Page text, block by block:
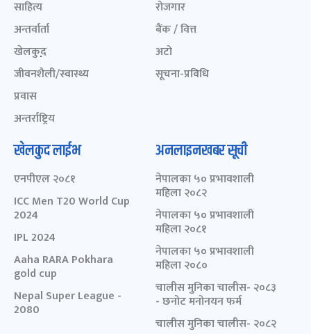
साहित्य
अन्तर्वार्ता
खेलकुद़़
जीवनशैली/स्वास्थ्य
प्रवास
अन्तर्राष्ट्रिय
रोजगार
बैंक / वित्त
अटो
सूचना-प्रविधि
खेलकुद लाईभ
एनपीएल २०८१
ICC Men T20 World Cup
2024
IPL 2024
Aaha RARA Pokhara
gold cup
Nepal Super League -
2080
अनलाइनखबर सूची
नेपालका ५० प्रभावशाली
महिला २०८२
नेपालका ५० प्रभावशाली
महिला २०८१
नेपालका ५० प्रभावशाली
महिला २०८०
चालीस मुनिका चालीस- २०८३
- छनोट मनोनयन फर्म
चालीस मुनिका चालीस- २०८२